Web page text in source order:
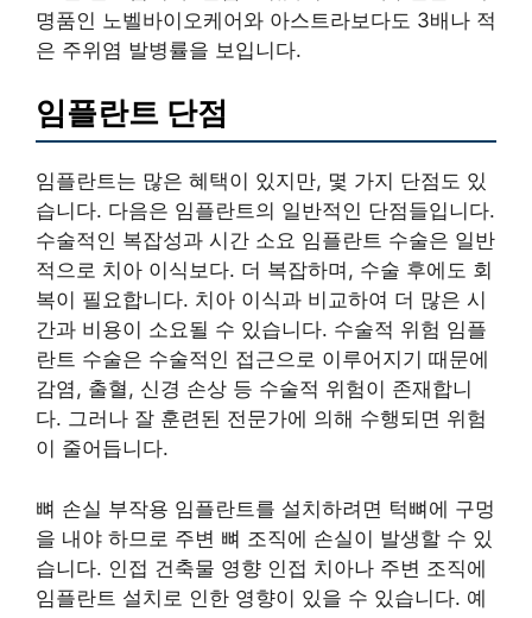
명품인 노벨바이오케어와 아스트라보다도 3배나 적
은 주위염 발병률을 보입니다.
임플란트 단점
임플란트는 많은 혜택이 있지만, 몇 가지 단점도 있
습니다. 다음은 임플란트의 일반적인 단점들입니다.
수술적인 복잡성과 시간 소요 임플란트 수술은 일반
적으로 치아 이식보다. 더 복잡하며, 수술 후에도 회
복이 필요합니다. 치아 이식과 비교하여 더 많은 시
간과 비용이 소요될 수 있습니다. 수술적 위험 임플
란트 수술은 수술적인 접근으로 이루어지기 때문에
감염, 출혈, 신경 손상 등 수술적 위험이 존재합니
다. 그러나 잘 훈련된 전문가에 의해 수행되면 위험
이 줄어듭니다.
뼈 손실 부작용 임플란트를 설치하려면 턱뼈에 구멍
을 내야 하므로 주변 뼈 조직에 손실이 발생할 수 있
습니다. 인접 건축물 영향 인접 치아나 주변 조직에
임플란트 설치로 인한 영향이 있을 수 있습니다. 예